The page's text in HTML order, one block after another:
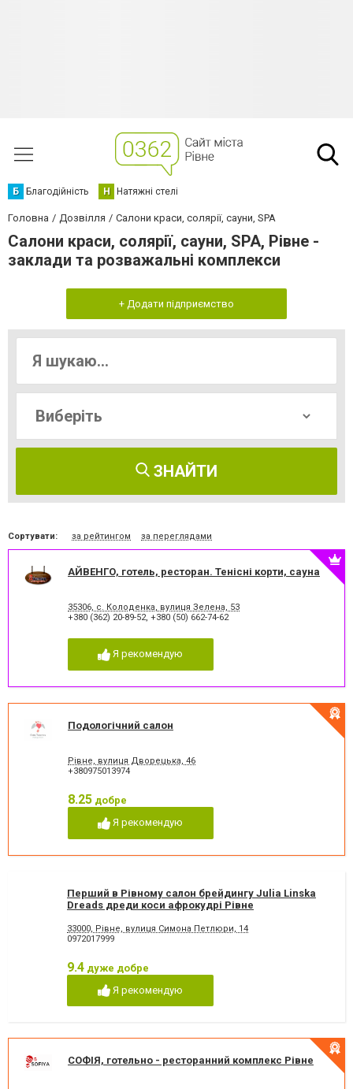
Б Благодійність Н Натяжні стелі
Головна Дозвілля Салони краси, солярії, сауни, SPA
Салони краси, солярії, сауни, SPA, Рівне -
заклади та розважальні комплекси
+ Додати підприємство
ЗНАЙТИ
Сортувати: за рейтингом за переглядами
АЙВЕНГО, готель, ресторан. Тенісні корти, сауна
35306, с. Колоденка, вулиця Зелена, 53
+380 (362) 20-89-52, +380 (50) 662-74-62
Я рекомендую
Подологічний салон
Рівне, вулиця Дворецька, 46
+380975013974
8.25 добре
Я рекомендую
Перший в Рівному салон брейдингу Julia Linska
Dreads дреди коси афрокудрі Рівне
33000, Рівне, вулиця Симона Петлюри, 14
0972017999
9.4 дуже добре
Я рекомендую
СОФІЯ, готельно - ресторанний комплекс Рівне